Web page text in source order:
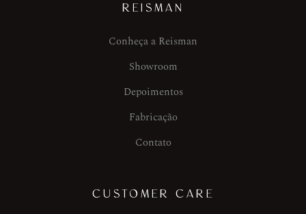
REISMAN
Conheça a Reisman
Showroom
Depoimentos
Fabricação
Contato
CUSTOMER CARE